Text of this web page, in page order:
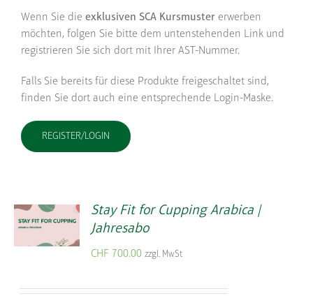
Wenn Sie die exklusiven SCA Kursmuster erwerben
möchten, folgen Sie bitte dem untenstehenden Link und
registrieren Sie sich dort mit Ihrer AST-Nummer.
Falls Sie bereits für diese Produkte freigeschaltet sind,
finden Sie dort auch eine entsprechende Login-Maske.
REGISTER/LOGIN
Stay Fit for Cupping Arabica |
Jahresabo
CHF 700.00 zzgl. MwSt